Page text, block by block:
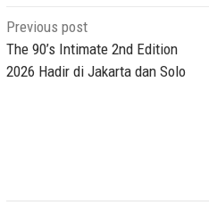
Post
navigation
Previous post
The 90’s Intimate 2nd Edition
2026 Hadir di Jakarta dan Solo